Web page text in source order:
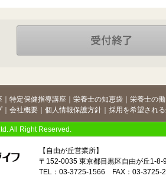
特定保健指導講座 栄養士の知恵袋
栄養士の
｜ 会社概要 個人情報保護方針 採用を希望され
All Right Reserved.
【自由が丘営業所】
〒152-0035 東京都目黒区自由が丘1-8-
TEL：03-3725-1566 FAX：03-3725-